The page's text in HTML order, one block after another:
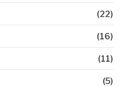
(22)
(16)
(11)
(5)